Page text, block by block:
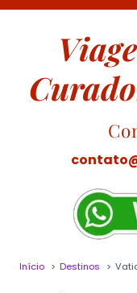
Início Destinos